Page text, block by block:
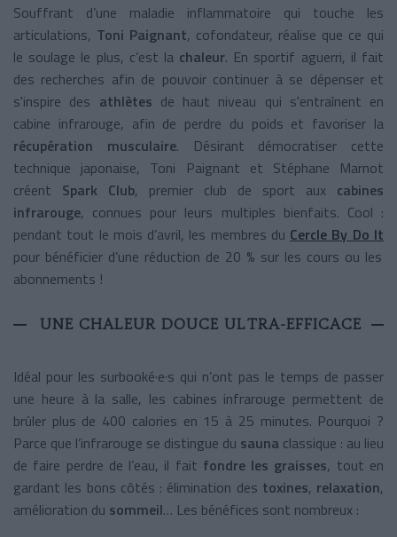
Souffrant d’une maladie inflammatoire qui touche les
articulations, Toni Paignant, cofondateur, réalise que ce qui
le soulage le plus, c’est la chaleur. En sportif aguerri, il fait
des recherches afin de pouvoir continuer à se dépenser et
s'inspire des athlètes de haut niveau qui s'entraînent en
cabine infrarouge, afin de perdre du poids et favoriser la
récupération musculaire. Désirant démocratiser cette
technique japonaise, Toni Paignant et Stéphane Marnot
créent Spark Club, premier club de sport aux cabines
infrarouge, connues pour leurs multiples bienfaits. Cool :
pendant tout le mois d’avril, les membres du Cercle By Do It
pour bénéficier d’une réduction de 20 % sur les cours ou les
abonnements !
UNE CHALEUR DOUCE ULTRA-EFFICACE
Idéal pour les surbooké·e·s qui n’ont pas le temps de passer
une heure à la salle, les cabines infrarouge permettent de
brûler plus de 400 calories en 15 à 25 minutes. Pourquoi ?
Parce que l’infrarouge se distingue du sauna classique : au lieu
de faire perdre de l’eau, il fait fondre les graisses, tout en
gardant les bons côtés : élimination des toxines, relaxation,
amélioration du sommeil… Les bénéfices sont nombreux :